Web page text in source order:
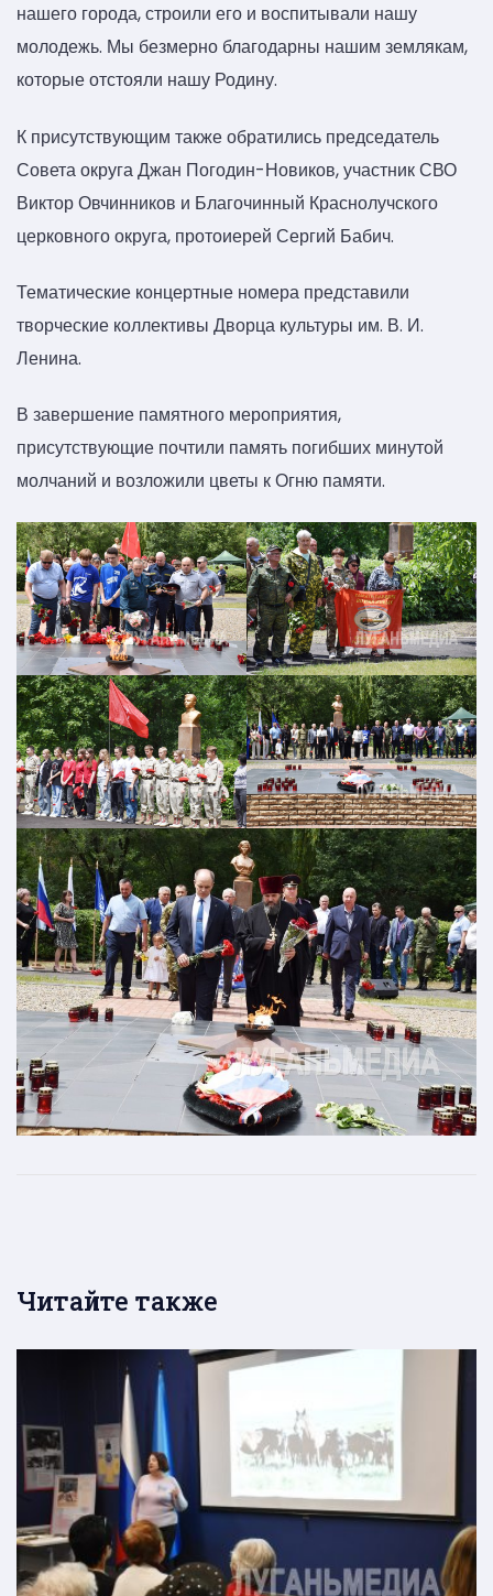
нашего города, строили его и воспитывали нашу
молодежь. Мы безмерно благодарны нашим землякам,
которые отстояли нашу Родину.
К присутствующим также обратились председатель
Совета округа Джан Погодин-Новиков, участник СВО
Виктор Овчинников и Благочинный Краснолучского
церковного округа, протоиерей Сергий Бабич.
Тематические концертные номера представили
творческие коллективы Дворца культуры им. В. И.
Ленина.
В завершение памятного мероприятия,
присутствующие почтили память погибших минутой
молчаний и возложили цветы к Огню памяти.
Читайте также